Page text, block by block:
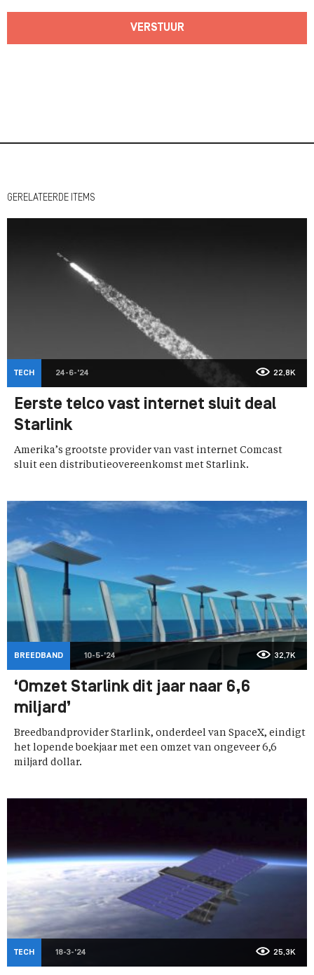
VERSTUUR
GERELATEERDE ITEMS
TECH 24-6-'24 22,8K
Eerste telco vast internet sluit deal
Starlink
Amerika’s grootste provider van vast internet Comcast
sluit een distributieovereenkomst met Starlink.
BREEDBAND 10-5-'24 32,7K
‘Omzet Starlink dit jaar naar 6,6
miljard’
Breedbandprovider Starlink, onderdeel van SpaceX, eindigt
het lopende boekjaar met een omzet van ongeveer 6,6
miljard dollar.
TECH 18-3-'24 25,3K